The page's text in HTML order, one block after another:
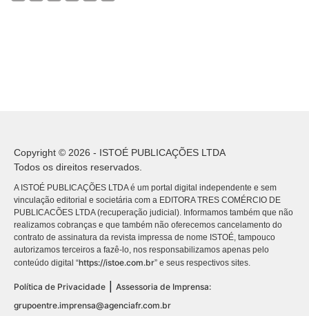
Copyright © 2026 - ISTOÉ PUBLICAÇÕES LTDA
Todos os direitos reservados.
A ISTOÉ PUBLICAÇÕES LTDA é um portal digital independente e sem
vinculação editorial e societária com a EDITORA TRES COMÉRCIO DE
PUBLICACÕES LTDA (recuperação judicial). Informamos também que não
realizamos cobranças e que também não oferecemos cancelamento do
contrato de assinatura da revista impressa de nome ISTOÉ, tampouco
autorizamos terceiros a fazê-lo, nos responsabilizamos apenas pelo
conteúdo digital “https://istoe.com.br” e seus respectivos sites.
Política de Privacidade
Assessoria de Imprensa:
grupoentre.imprensa@agenciafr.com.br